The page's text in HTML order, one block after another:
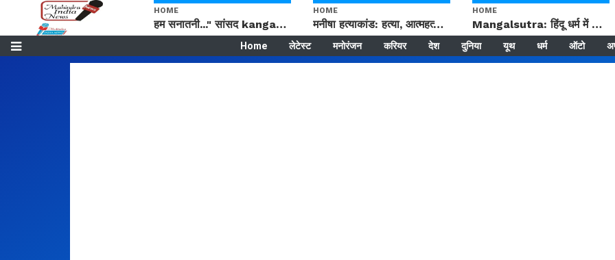
HOME
हम सनातनी..." सांसद kangana Ranaut से क्या बोली लड़की? Viral Jantar-Mantar | CJP protest
HOME
मनीषा हत्याकांड: हत्या, आत्महत्या या कोई बड़ा राज? | Full Story | Josh Haryana
HOME
Mangalsutra: हिंदू धर्म में शादी के बाद मंगलसूत्र क्यों पहनती है महिलाएं, किसने शुरु की ये परंपरा
Home लेटेस्ट मनोरंजन करियर देश दुनिया यूथ धर्म ऑटो